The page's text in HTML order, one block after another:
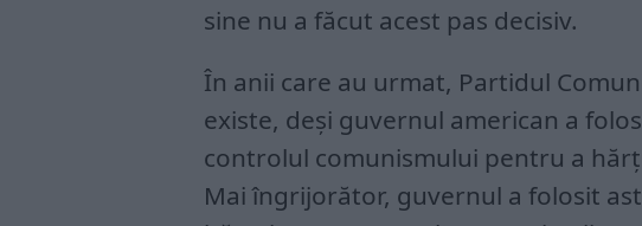
sine nu a făcut acest pas decisiv.
În anii care au urmat, Partidul
existe, deși guvernul american a
controlul comunismului pentru a
Mai îngrijorător, guvernul a folosit